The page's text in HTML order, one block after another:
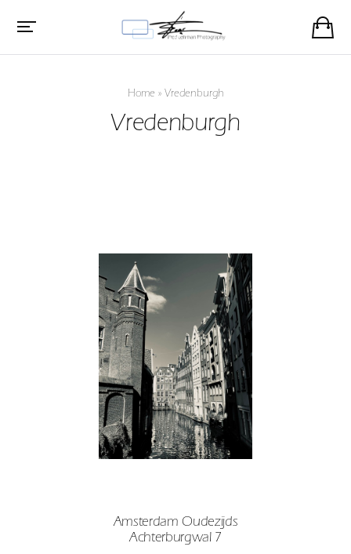
Home » Vredenburgh
Vredenburgh
Amsterdam Oudezijds
Achterburgwal 7